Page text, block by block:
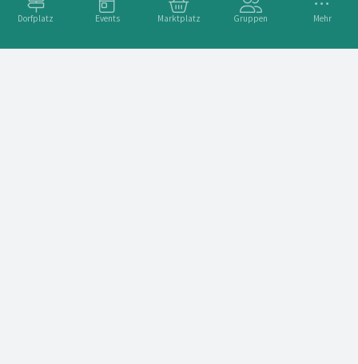
Dorfplatz Events Marktplatz Gruppen Mehr